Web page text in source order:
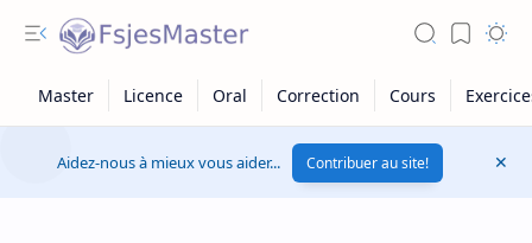
Aidez-nous à mieux vous aider... Contribuer au site!